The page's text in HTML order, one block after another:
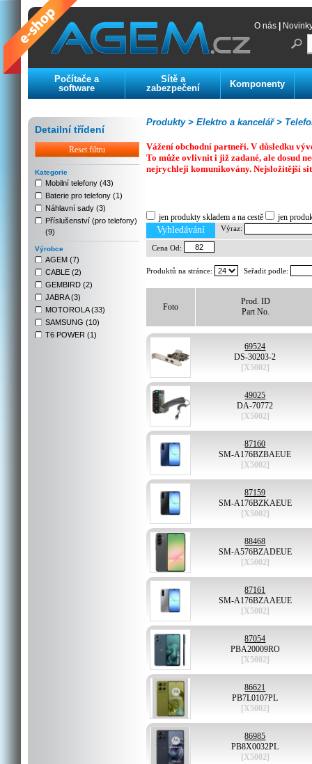
O nás
Počítače a
software
Sítě a
zabezpečení
Komponenty
Detailní třídení
Reset filtru
Kategorie
Mobilní telefony (43)
Baterie pro telefony (1)
Náhlavní sady (3)
Příslušenství (pro telefony)
(9)
Výrobce
AGEM (7)
CABLE (2)
GEMBIRD (2)
JABRA (3)
MOTOROLA (33)
SAMSUNG (10)
T6 POWER (1)
Elektro a kancelář >
Produkty >
Vážení obchodní partneři. V důsledku
To může ovlivnit i již zadané, ale dosud
nejrychleji komunikovány. Nejsložitější
jen produkty skladem a na cestě jen
Vyhledávání Výraz:
Cena Od:
Produktů na stránce: Seřadit podle:
Foto
Prod. ID
Part No.
69524
DS-30203-2
[X5002]
49025
DA-70772
[X5002]
87160
SM-A176BZBAEUE
[X5002]
87159
SM-A176BZKAEUE
[X5002]
88468
SM-A576BZADEUE
[X5002]
87161
SM-A176BZAAEUE
[X5002]
87054
PBA20009RO
[X5002]
86621
PB7L0107PL
[X5002]
86985
PB8X0032PL
[X5002]